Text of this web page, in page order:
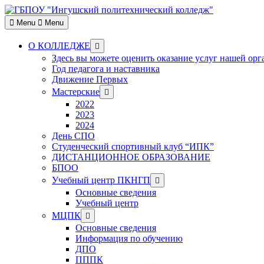
Skip
to
content
Menu Menu
О КОЛЛЕДЖЕ
Show
sub
menu
Здесь вы можете оценить оказание услуг нашей
Год педагога и наставника
Движение Первых
Мастерские Show
sub
2022
2023
2024
День СПО
Студенческий спортивный клуб “ИПК”
ДИСТАНЦИОННОЕ ОБРАЗОВАНИЕ
БПОО
Учебный центр ПКНГП
Show
sub
menu
Основные сведения
Учебный центр
МЦПК Show
sub
menu
Основные сведения
Информация по обучению
ДПО
ПППК